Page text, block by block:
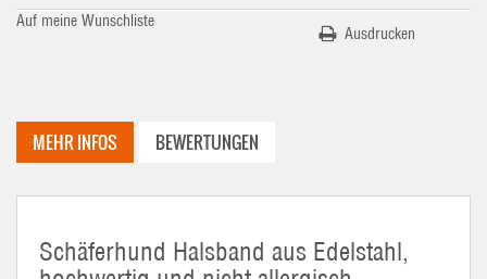
Auf meine Wunschliste
Ausdrucken
MEHR INFOS BEWERTUNGEN
Schäferhund Halsband aus Edelstahl,